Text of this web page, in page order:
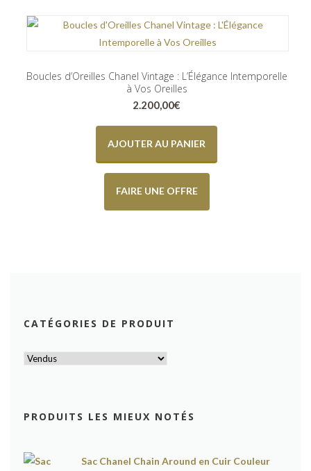
Boucles d’Oreilles Chanel Vintage : L’Élégance Intemporelle
à Vos Oreilles
2.200,00€
AJOUTER AU PANIER
FAIRE UNE OFFRE
CATÉGORIES DE PRODUIT
PRODUITS LES MIEUX NOTÉS
Sac Chanel Chain Around en Cuir Couleur